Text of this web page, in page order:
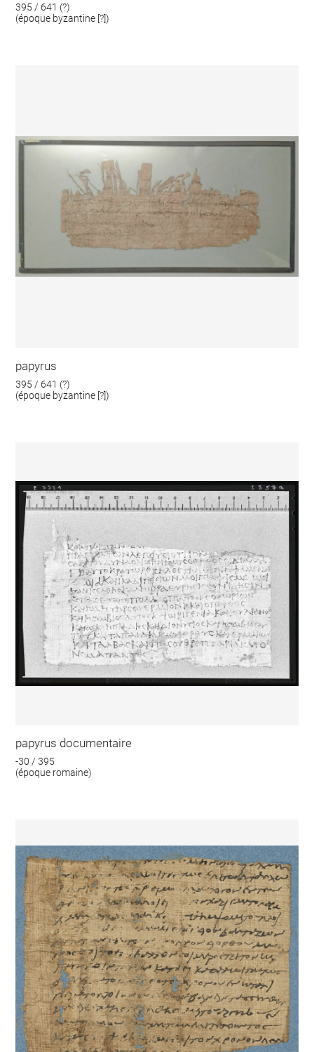
395 / 641 (?)
(époque byzantine [?])
papyrus
395 / 641 (?)
(époque byzantine [?])
papyrus documentaire
-30 / 395
(époque romaine)